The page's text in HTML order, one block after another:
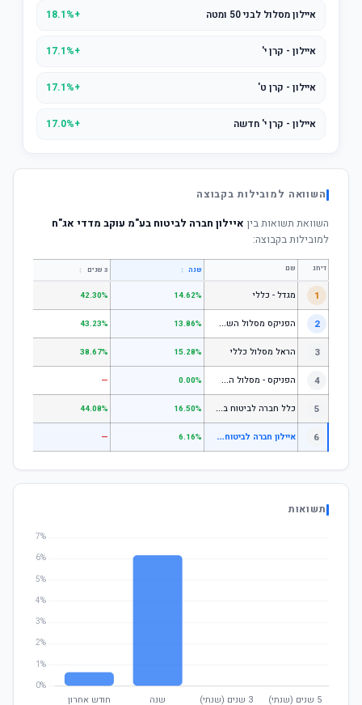
איילון מסלול לבני 50 ומטה +18.1%
איילון - קרן י' +17.1%
איילון - קרן ט' +17.1%
איילון - קרן י' חדשה +17.0%
השוואה למובילות בקבוצה
השוואת תשואות בין איילון חברה לביטוח בע"מ עוקב מדדי אג"ח
למובילות בקבוצה:
דירוג שם שנה ↕ 3 שנים ↕
1 מגדל - כללי 14.62%
42.30%
2 ה
פניקס מסלול השקעה כללי 13.86%
43.23%
3 הראל מסלול כללי 15.28%
38.67%
4 ה
פניקס - מסלול השקעה בניהול אישי 0.00%
—
5 כ
לל חברה לביטוח בע"מ כללי 16.50%
44.08%
6 א
יילון חברה לביטוח בע"מ עוקב מדדי אג"ח 6.16%
—
תשואות